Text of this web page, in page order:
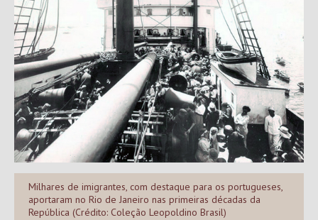
Milhares de imigrantes, com destaque para os portugueses,
aportaram no Rio de Janeiro nas primeiras décadas da
República (Crédito: Coleção Leopoldino Brasil)